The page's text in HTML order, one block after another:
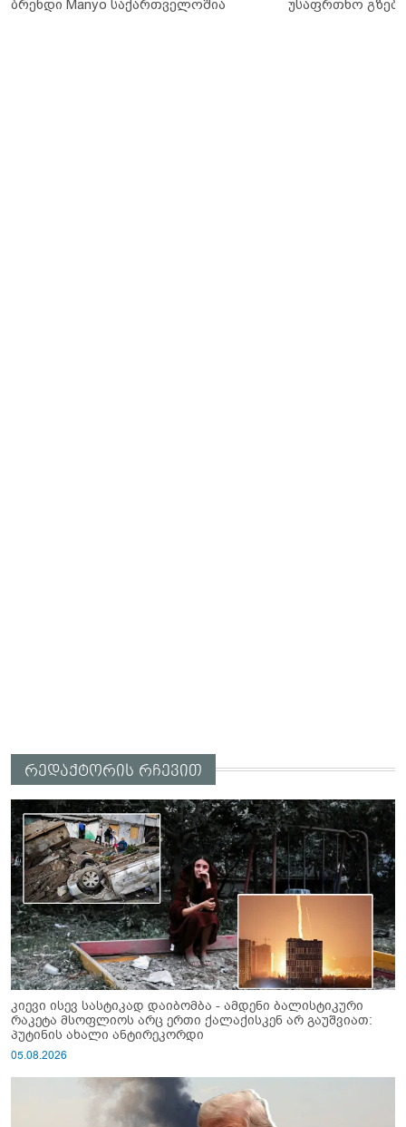
ბრენდი Manyo საქართველოშია უსაფრთხო გზები
რედაქტორის რჩევით
კიევი ისევ სასტიკად დაიბომბა - ამდენი ბალისტიკური
რაკეტა მსოფლიოს არც ერთი ქალაქისკენ არ გაუშვიათ:
პუტინის ახალი ანტირეკორდი
05.08.2026